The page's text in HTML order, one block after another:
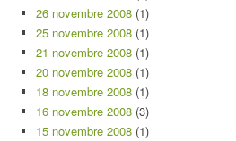
26 novembre 2008 (1)
25 novembre 2008 (1)
21 novembre 2008 (1)
20 novembre 2008 (1)
18 novembre 2008 (1)
16 novembre 2008 (3)
15 novembre 2008 (1)